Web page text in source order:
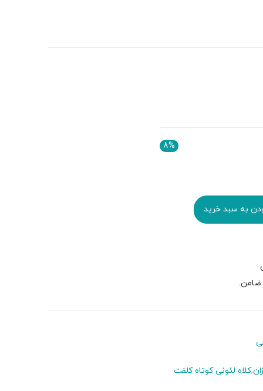
8%
به سبد خرید
,کلاه لئونی کوتاه کلفت